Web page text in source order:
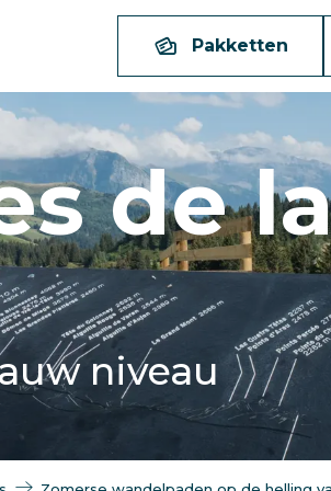
Pakketten
de
niveau